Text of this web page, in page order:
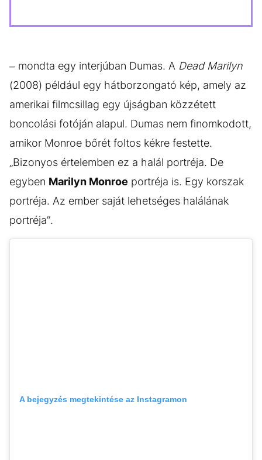
– mondta egy interjúban Dumas. A Dead Marilyn
(2008) például egy hátborzongató kép, amely az
amerikai filmcsillag egy újságban közzétett
boncolási fotóján alapul. Dumas nem finomkodott,
amikor Monroe bőrét foltos kékre festette.
„Bizonyos értelemben ez a halál portréja. De
egyben Marilyn Monroe portréja is. Egy korszak
portréja. Az ember saját lehetséges halálának
portréja”.
A bejegyzés megtekintése az Instagramon